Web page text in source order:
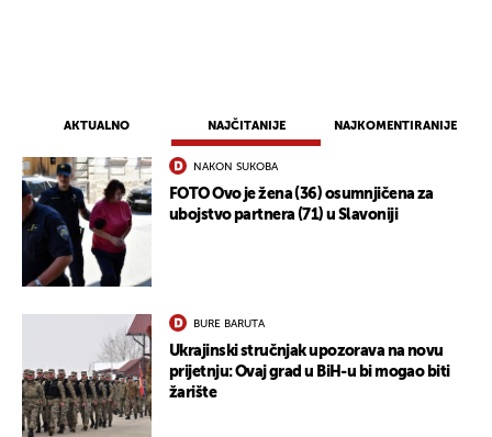
AKTUALNO NAJČITANIJE NAJKOMENTIRANIJE
NAKON SUKOBA
FOTO Ovo je žena (36) osumnjičena za
ubojstvo partnera (71) u Slavoniji
BURE BARUTA
Ukrajinski stručnjak upozorava na novu
prijetnju: Ovaj grad u BiH-u bi mogao biti
žarište
UKLJUČITE NOTIFIKACIJE